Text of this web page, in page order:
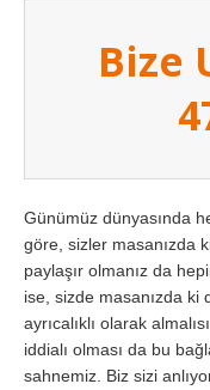
Bize
Günümüz dünyasında
göre, sizler masanızda
paylaşır olmanız da
ise, sizde masanızda
ayrıcalıklı olarak
iddialı olması da bu
sahnemiz. Biz sizi